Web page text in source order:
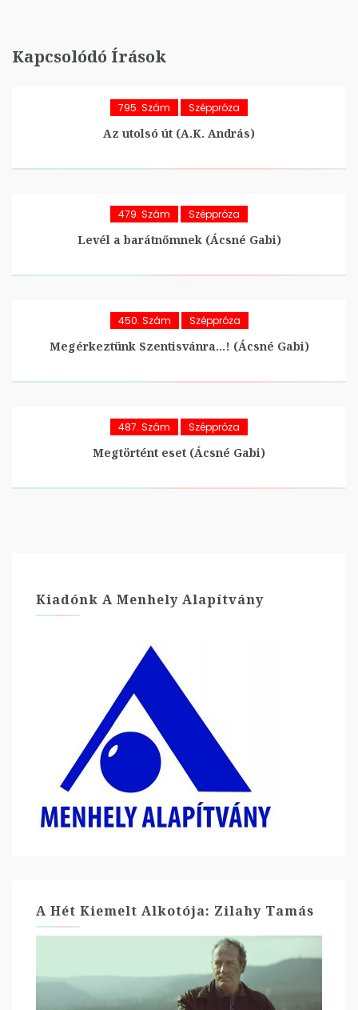
Kapcsolódó Írások
795. Szám Széppróza
Az utolsó út (A.K. András)
479. Szám Széppróza
Levél a barátnőmnek (Ácsné Gabi)
450. Szám Széppróza
Megérkeztünk Szentisvánra…! (Ácsné Gabi)
487. Szám Széppróza
Megtörtént eset (Ácsné Gabi)
Kiadónk A Menhely Alapítvány
A Hét Kiemelt Alkotója: Zilahy Tamás